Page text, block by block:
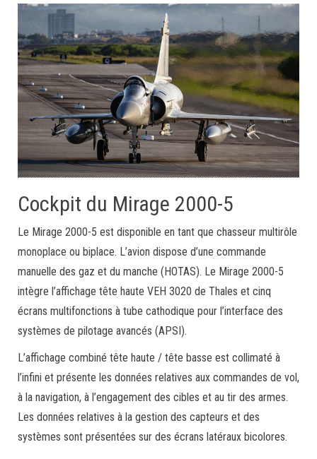
Cockpit du Mirage 2000-5
Le Mirage 2000-5 est disponible en tant que chasseur multirôle
monoplace ou biplace. L’avion dispose d’une commande
manuelle des gaz et du manche (HOTAS). Le Mirage 2000-5
intègre l’affichage tête haute VEH 3020 de Thales et cinq
écrans multifonctions à tube cathodique pour l’interface des
systèmes de pilotage avancés (APSI).
L’affichage combiné tête haute / tête basse est collimaté à
l’infini et présente les données relatives aux commandes de vol,
à la navigation, à l’engagement des cibles et au tir des armes.
Les données relatives à la gestion des capteurs et des
systèmes sont présentées sur des écrans latéraux bicolores.